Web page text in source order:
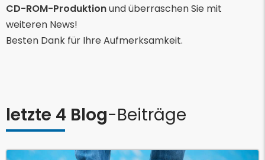
CD-ROM-Produktionund überraschen Sie mit
weiteren News!
Besten Dank für Ihre Aufmerksamkeit.
letzte 4 Blog-Beiträge